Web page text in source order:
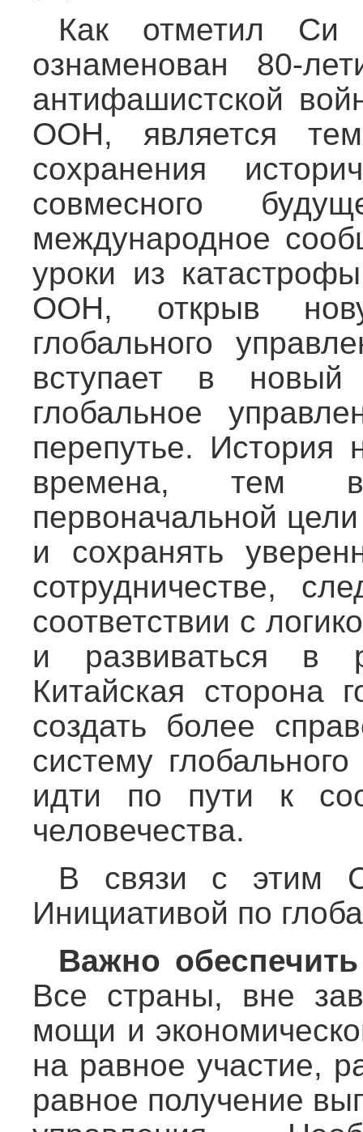
Как отметил Си
ознаменован 80-
антифашистской
ООН, является
сохранения
совмесного
международное
уроки из
ООН, открыв
глобального
вступает в новый
глобальное
перепутье. История
времена, тем
первоначальной
и сохранять
сотрудничестве,
соответствии с
и развиваться в
Китайская сторона
создать более
систему
идти по пути к
человечества.
В связи с этим
Инициативой по
Важно
Все страны, вне
мощи и
на равное участие,
равное получение